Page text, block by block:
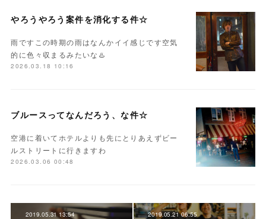
やろうやろう案件を消化する件☆
雨ですこの時期の雨はなんかイイ感じです空気
的に色々収まるみたいな♨️
2026.03.18 10:16
ブルースってなんだろう、な件☆
空港に着いてホテルよりも先にとりあえずビー
ルストリートに行きますわ
2026.03.06 00:48
2019.05.31 13:54 2019.05.21 06:55